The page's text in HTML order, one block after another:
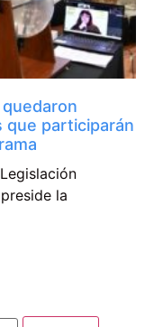
quedaron
que participarán
la